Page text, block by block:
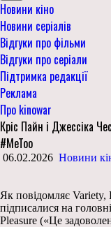
Новини кіно
Новини серіалів
Відгуки про фільми
Відгуки про серіали
Підтримка редакції
Реклама
Про kinowar
Кріс Пайн і Джессіка
#MeToo
06.02.2026 Новини
Як повідомляє Variety,
підписалися на
Pleasure («Це